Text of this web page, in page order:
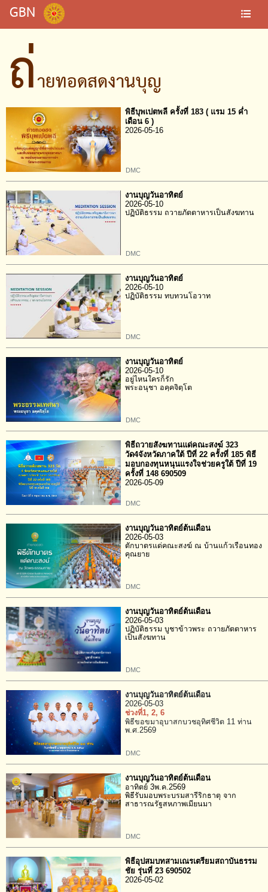
GBN
ถ่ายทอดสดงานบุญ
พิธีบุพเปตพลี ครั้งที่ 183 ( แรม 15 ค่ำ
เดือน 6 )
2026-05-16
DMC
งานบุญวันอาทิตย์
2026-05-10
ปฏิบัติธรรม ถวายภัตตาหารเป็นสังฆทาน
DMC
งานบุญวันอาทิตย์
2026-05-10
ปฏิบัติธรรม ทบทวนโอวาท
DMC
งานบุญวันอาทิตย์
2026-05-10
อยู่ไหนใครก็รัก
พระอนุชา อคฺคจิตฺโต
DMC
พิธีถวายสังฆทานแด่คณะสงฆ์ 323
วัด4จังหวัดภาคใต้ ปีที่ 22 ครั้งที่ 185 พิธี
มอบกองทุนหนุนแรงใจช่วยครูใต้ ปีที่ 19
ครั้งที่ 148 690509
2026-05-09
DMC
งานบุญวันอาทิตย์ต้นเดือน
2026-05-03
ตักบาตรแด่คณะสงฆ์ ณ บ้านแก้วเรือนทอง
คุณยาย
DMC
งานบุญวันอาทิตย์ต้นเดือน
2026-05-03
ปฏิบัติธรรม บูชาข้าวพระ ถวายภัตตาหาร
เป็นสังฆทาน
DMC
งานบุญวันอาทิตย์ต้นเดือน
2026-05-03
ช่วงที่1, 2, 6
พิธีขอขมาอุบาสกบวชอุทิศชีวิต 11 ท่าน
พ.ศ.2569
DMC
งานบุญวันอาทิตย์ต้นเดือน
อาทิตย์ 3พ.ค.2569
พิธีรับมอบพระบรมสารีริกธาตุ จาก
สาธารณรัฐสหภาพเมียนมา
DMC
พิธีอุปสมบทสามเณรเตรียมสถาบันธรรม
ชัย รุ่นที่ 23 690502
2026-05-02